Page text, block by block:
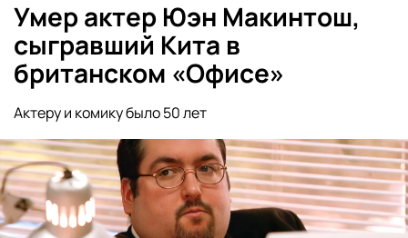
Умер актер Юэн Макинтош,
сыгравший Кита в
британском «Офисе»
Актеру и комику было 50 лет